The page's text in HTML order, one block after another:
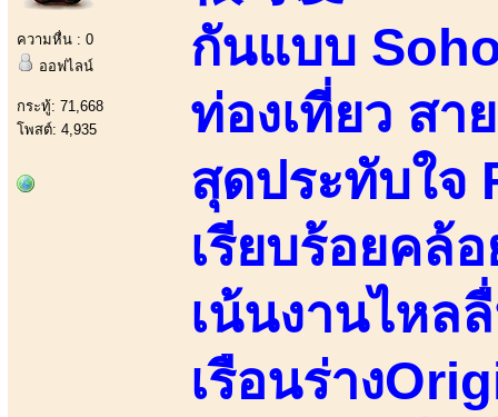
ความหื่น : 0
ออฟไลน์
กระทู้: 71,668
โพสต์: 4,935
กันแบบ
ท่องเที่ยว สา
สุดประทับใจ
เรียบร้อยคล้
เน้นงานไหล
เรือนร่าง